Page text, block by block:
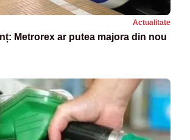
Actualitate
Metrorex ar putea majora din nou